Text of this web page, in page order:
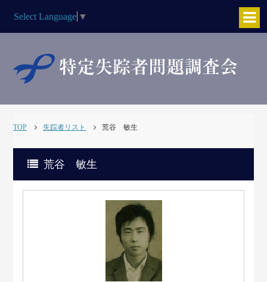
Select Language ▼
TOP 失踪者リスト 荒谷 敏生
荒谷 敏生